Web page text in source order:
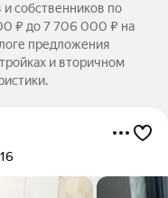
собственников по
₽ до 7 706 000 ₽ на
предложения
и вторичном